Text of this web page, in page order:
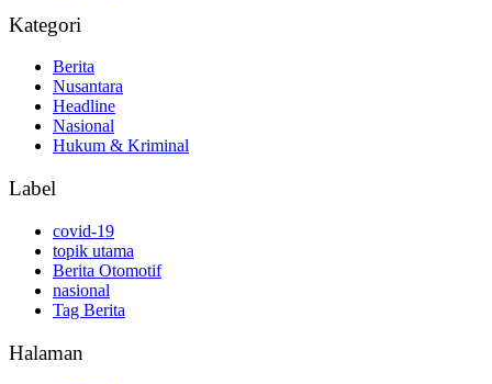
Kategori
Berita
Nusantara
Headline
Nasional
Hukum & Kriminal
Label
covid-19
topik utama
Berita Otomotif
nasional
Tag Berita
Halaman